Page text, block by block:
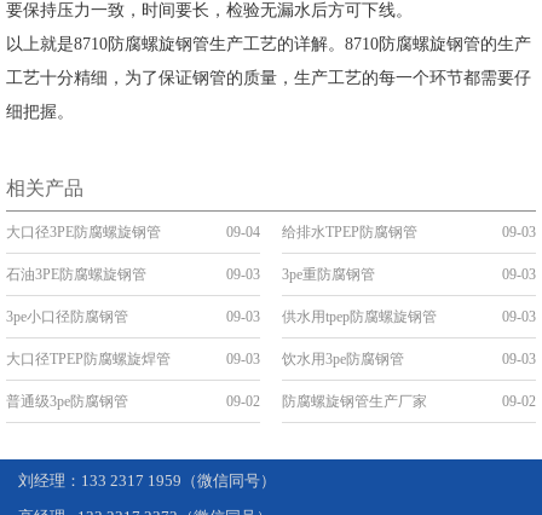
要保持压力一致，时间要长，检验无漏水后方可下线。
以上就是8710防腐螺旋钢管生产工艺的详解。8710防腐螺旋钢管的生产
工艺十分精细，为了保证钢管的质量，生产工艺的每一个环节都需要仔
细把握。
相关产品
大口径3PE防腐螺旋钢管 09-04 给排水TPEP防腐钢管 09-03
石油3PE防腐螺旋钢管 09-03 3pe重防腐钢管 09-03
3pe小口径防腐钢管 09-03 供水用tpep防腐螺旋钢管 09-03
大口径TPEP防腐螺旋焊管 09-03 饮水用3pe防腐钢管 09-03
普通级3pe防腐钢管 09-02 防腐螺旋钢管生产厂家 09-02
刘经理：133 2317 1959（微信同号）